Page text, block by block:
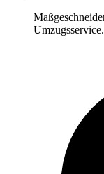
Umzugsservice.